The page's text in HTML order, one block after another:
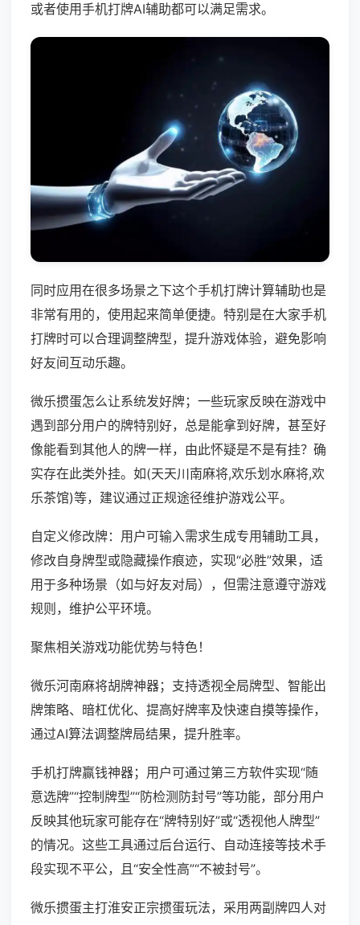
或者使用手机打牌AI辅助都可以满足需求。
同时应用在很多场景之下这个手机打牌计算辅助也是
非常有用的，使用起来简单便捷。特别是在大家手机
打牌时可以合理调整牌型，提升游戏体验，避免影响
好友间互动乐趣。
微乐掼蛋怎么让系统发好牌；一些玩家反映在游戏中
遇到部分用户的牌特别好，总是能拿到好牌，甚至好
像能看到其他人的牌一样，由此怀疑是不是有挂？确
实存在此类外挂。如(天天川南麻将,欢乐划水麻将,欢
乐茶馆)等，建议通过正规途径维护游戏公平。
自定义修改牌：用户可输入需求生成专用辅助工具，
修改自身牌型或隐藏操作痕迹，实现“必胜”效果，适
用于多种场景（如与好友对局），但需注意遵守游戏
规则，维护公平环境。
聚焦相关游戏功能优势与特色！
微乐河南麻将胡牌神器；支持透视全局牌型、智能出
牌策略、暗杠优化、提高好牌率及快速自摸等操作，
通过AI算法调整牌局结果，提升胜率。
手机打牌赢钱神器；用户可通过第三方软件实现“随
意选牌”“控制牌型”“防检测防封号”等功能，部分用户
反映其他玩家可能存在“牌特别好”或“透视他人牌型”
的情况。这些工具通过后台运行、自动连接等技术手
段实现不平公，且“安全性高”“不被封号”。
微乐掼蛋主打淮安正宗掼蛋玩法，采用两副牌四人对